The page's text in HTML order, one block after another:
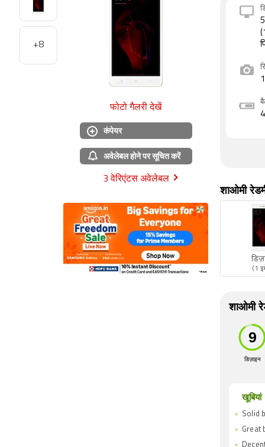
+8
फोटो गैलरी देखें
कंपेयर
अवेलेबल होने पर सूचित करें
3 वेरिएंटस अवेलेबल
शाओमी
(1
शाओमी
डिज़ाइन
खूबियां
Solid
Great